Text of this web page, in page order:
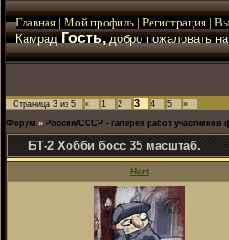
Главная | Мой профиль | Регистрация |
КамрадГость,добро пожаловать
Страница 3 из 5 « 1 2 3 4 5 »
Форум » Россия/СССР - галерея работ участников
БТ-2 Хобби босс 35 масштаб.
Hart